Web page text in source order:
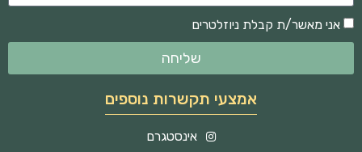
אני מאשר/ת קבלת ניוזלטרים
שליחה
אמצעי תקשרות נוספים
אינסטגרם